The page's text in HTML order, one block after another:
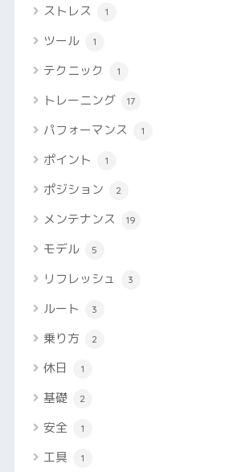
ストレス 1
ツール 1
テクニック 1
トレーニング 17
パフォーマンス 1
ポイント 1
ポジション 2
メンテナンス 19
モデル 5
リフレッシュ 3
ルート 3
乗り方 2
休日 1
基礎 2
安全 1
工具 1